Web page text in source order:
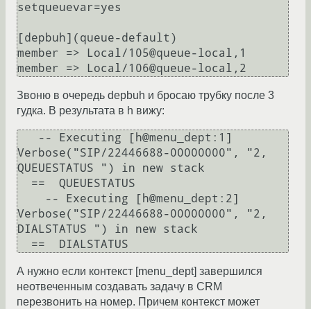
setqueuevar=yes
[depbuh](queue-default)
member => Local/105@queue-local,1
Звоню в очередь depbuh и бросаю трубку после 3
гудка. В результата в h вижу:
Verbose("SIP/22446688-00000000", "2,
QUEUESTATUS ") in new stack
Verbose("SIP/22446688-00000000", "2,
DIALSTATUS ") in new stack
А нужно если контекст [menu_dept] завершился
неотвеченным создавать задачу в CRM
перезвонить на номер. Причем контекст может